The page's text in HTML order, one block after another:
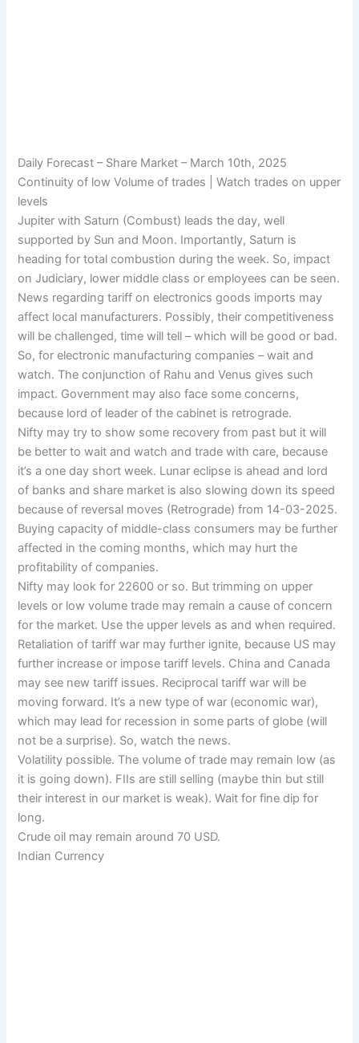
Daily Forecast – Share Market – March 10th, 2025
Continuity of low Volume of trades | Watch trades on upper
levels
Jupiter with Saturn (Combust) leads the day, well
supported by Sun and Moon. Importantly, Saturn is
heading for total combustion during the week. So, impact
on Judiciary, lower middle class or employees can be seen.
News regarding tariff on electronics goods imports may
affect local manufacturers. Possibly, their competitiveness
will be challenged, time will tell – which will be good or bad.
So, for electronic manufacturing companies – wait and
watch. The conjunction of Rahu and Venus gives such
impact. Government may also face some concerns,
because lord of leader of the cabinet is retrograde.
Nifty may try to show some recovery from past but it will
be better to wait and watch and trade with care, because
it’s a one day short week. Lunar eclipse is ahead and lord
of banks and share market is also slowing down its speed
because of reversal moves (Retrograde) from 14-03-2025.
Buying capacity of middle-class consumers may be further
affected in the coming months, which may hurt the
profitability of companies.
Nifty may look for 22600 or so. But trimming on upper
levels or low volume trade may remain a cause of concern
for the market. Use the upper levels as and when required.
Retaliation of tariff war may further ignite, because US may
further increase or impose tariff levels. China and Canada
may see new tariff issues. Reciprocal tariff war will be
moving forward. It’s a new type of war (economic war),
which may lead for recession in some parts of globe (will
not be a surprise). So, watch the news.
Volatility possible. The volume of trade may remain low (as
it is going down). FIIs are still selling (maybe thin but still
their interest in our market is weak). Wait for fine dip for
long.
Crude oil may remain around 70 USD.
Indian Currency